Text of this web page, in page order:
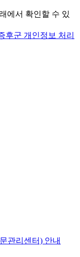
에서 확인할 수 있
후군 개인정보 처리
관리센터) 안내